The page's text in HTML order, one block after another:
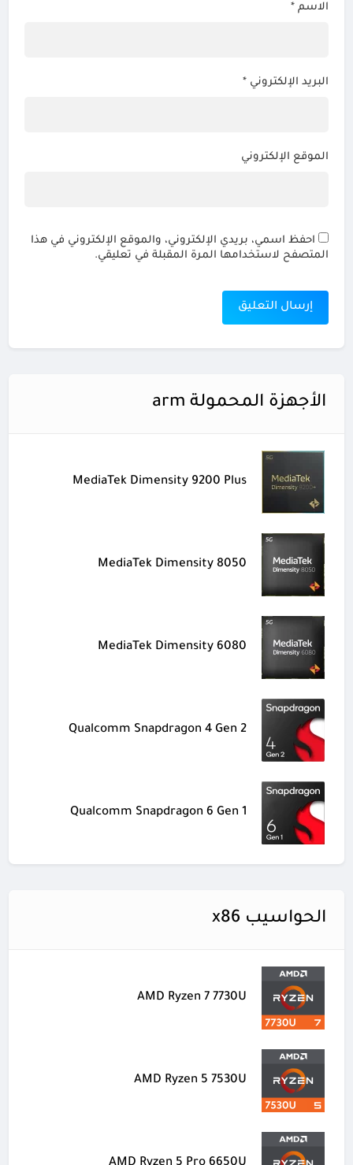
الاسم *
البريد الإلكتروني *
الموقع الإلكتروني
احفظ اسمي، بريدي الإلكتروني، والموقع الإلكتروني في هذا
المتصفح لاستخدامها المرة المقبلة في تعليقي.
الأجهزة المحمولة arm
MediaTek Dimensity 9200 Plus
MediaTek Dimensity 8050
MediaTek Dimensity 6080
Qualcomm Snapdragon 4 Gen 2
Qualcomm Snapdragon 6 Gen 1
الحواسيب x86
AMD Ryzen 7 7730U
AMD Ryzen 5 7530U